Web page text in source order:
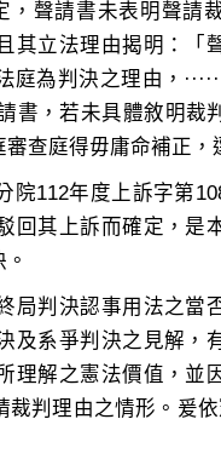
聲請書未表明聲請
其立法理由揭明：「
為判決之理由，
書，若未具體敘明
院112年度上訴字第
回其上訴而確定，是
局判決認事用法之當
及系爭判決之見解，
理解之憲法價值，並
判理由之情形。爰